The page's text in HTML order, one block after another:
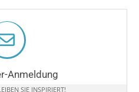
Anmeldung
SIE INSPIRIERT!